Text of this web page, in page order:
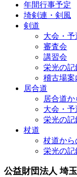
年間行事予定
埼剣連・剣風
剣道
大会・予
審査会
講習会
栄光の記
稽古場案
居合道
居合道
大会・
栄光の記
杖道
杖道から
栄光の記
公益財団法人 埼